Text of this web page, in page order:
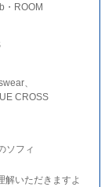
・ROOM
、
CROSS
ソフィ
解いただきますよ